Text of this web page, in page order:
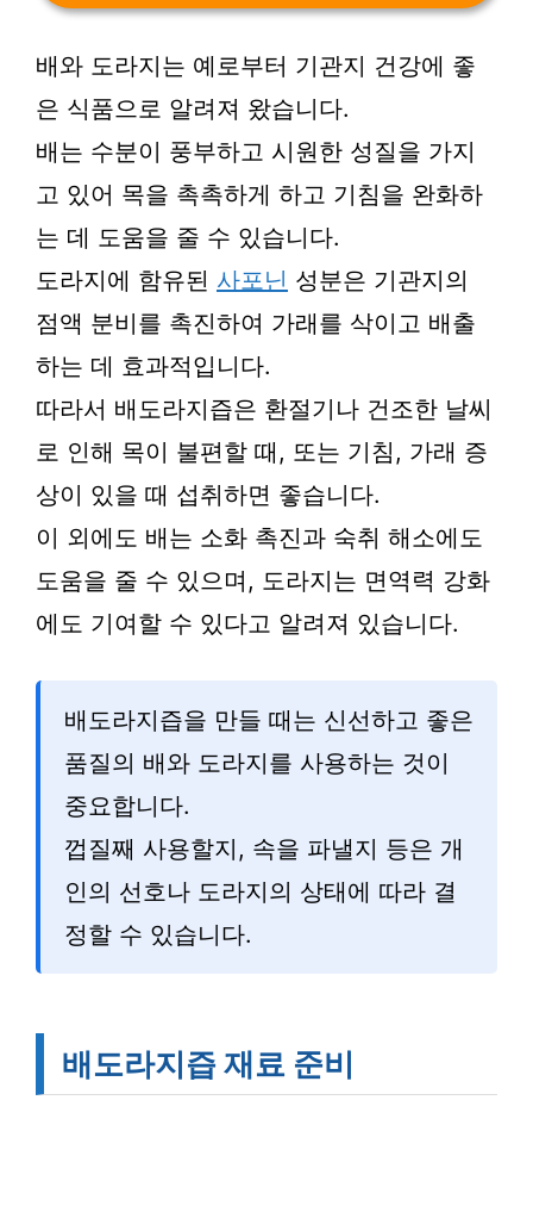
배와 도라지는 예로부터 기관지 건강에 좋
은 식품으로 알려져 왔습니다.
배는 수분이 풍부하고 시원한 성질을 가지
고 있어 목을 촉촉하게 하고 기침을 완화하
는 데 도움을 줄 수 있습니다.
도라지에 함유된 사포닌 성분은 기관지의
점액 분비를 촉진하여 가래를 삭이고 배출
하는 데 효과적입니다.
따라서 배도라지즙은 환절기나 건조한 날씨
로 인해 목이 불편할 때, 또는 기침, 가래 증
상이 있을 때 섭취하면 좋습니다.
이 외에도 배는 소화 촉진과 숙취 해소에도
도움을 줄 수 있으며, 도라지는 면역력 강화
에도 기여할 수 있다고 알려져 있습니다.
배도라지즙을 만들 때는 신선하고 좋은
품질의 배와 도라지를 사용하는 것이
중요합니다.
껍질째 사용할지, 속을 파낼지 등은 개
인의 선호나 도라지의 상태에 따라 결
정할 수 있습니다.
배도라지즙 재료 준비